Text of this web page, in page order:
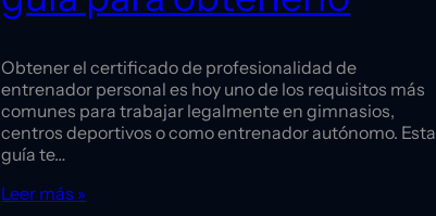
Obtener el certificado de profesionalidad de
entrenador personal es hoy uno de los requisitos más
comunes para trabajar legalmente en gimnasios,
centros deportivos o como entrenador autónomo. Esta
guía te…
Leer más »